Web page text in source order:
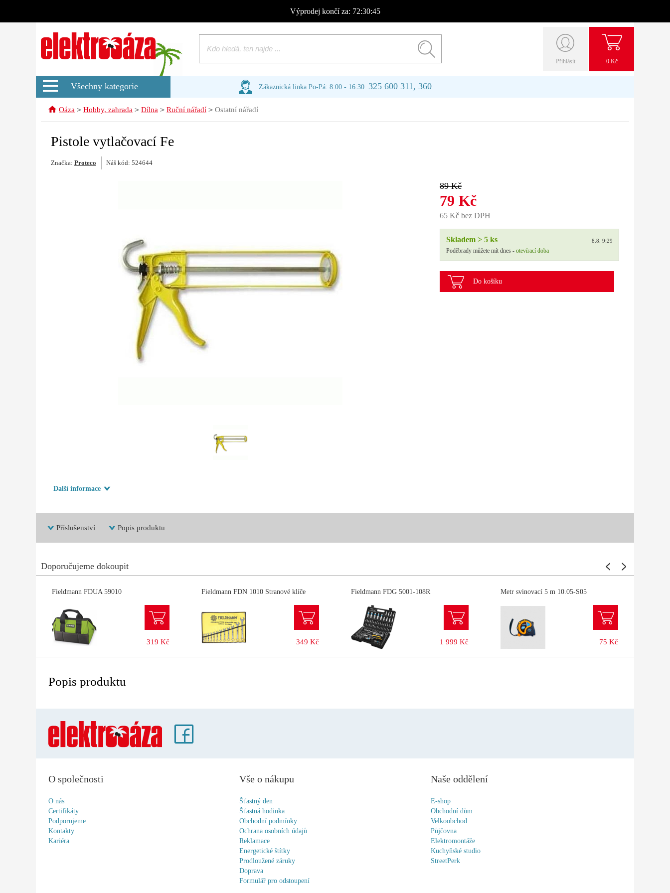
Výprodej končí za: 72:30:44
Přihlásit 0 Kč
Všechny kategorie Zákaznická linka Po-Pá: 8:00 - 16:30 325 600 311, 360
Oáza > Hobby, zahrada > Dílna > Ruční nářadí > Ostatní nářadí
Pistole vytlačovací Fe
Značka: Proteco Náš kód: 524644
89 Kč
79 Kč
65 Kč bez DPH
Skladem > 5 ks 8.8. 9:29
Poděbrady můžete mít dnes - otevírací doba
Do košíku
Další informace
Příslušenství Popis produktu
Doporučujeme dokoupit
Fieldmann FDUA 59010
319 Kč
Fieldmann FDN 1010 Stranové klíče
349 Kč
Fieldmann FDG 5001-108R
1 999 Kč
Metr svinovací 5 m 10.05-S05
75 Kč
Popis produktu
O společnosti
O nás
Certifikáty
Podporujeme
Kontakty
Kariéra
Vše o nákupu
Šťastný den
Šťastná hodinka
Obchodní podmínky
Ochrana osobních údajů
Reklamace
Energetické štítky
Prodloužené záruky
Doprava
Formulář pro odstoupení
Naše oddělení
E-shop
Obchodní dům
Velkoobchod
Půjčovna
Elektromontáže
Kuchyňské studio
StreetPerk